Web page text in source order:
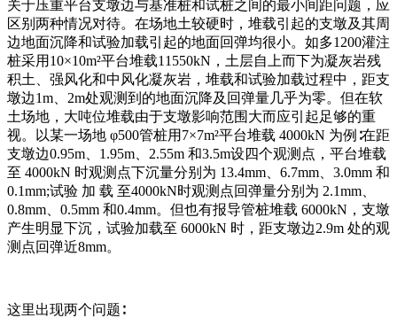
关于压重平台支墩边与基准桩和试桩之间的最小间距问题，应
区别两种情况对待。在场地土较硬时，堆载引起的支墩及其周
边地面沉降和试验加载引起的地面回弹均很小。如多1200灌注
桩采用10×10m²平台堆载11550kN，土层自上而下为凝灰岩残
积土、强风化和中风化凝灰岩，堆载和试验加载过程中，距支
墩边1m、2m处观测到的地面沉降及回弹量几乎为零。但在软
土场地，大吨位堆载由于支墩影响范围大而应引起足够的重
视。以某一场地 φ500管桩用7×7m²平台堆载 4000kN 为例∶在距
支墩边0.95m、1.95m、2.55m 和3.5m设四个观测点，平台堆载
至 4000kN 时观测点下沉量分别为 13.4mm、6.7mm、3.0mm 和
0.1mm;试验 加 载 至4000kN时观测点回弹量分别为 2.1mm、
0.8mm、0.5mm 和0.4mm。但也有报导管桩堆载 6000kN，支墩
产生明显下沉，试验加载至 6000kN 时，距支墩边2.9m 处的观
测点回弹近8mm。
这里出现两个问题∶